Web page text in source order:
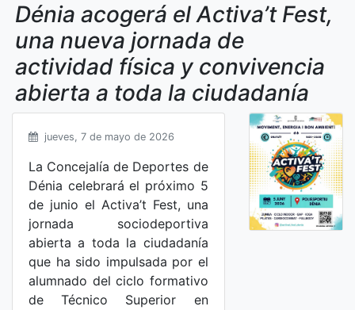
Dénia acogerá el Activa’t Fest,
una nueva jornada de
actividad física y convivencia
abierta a toda la ciudadanía
jueves, 7 de mayo de 2026
La Concejalía de Deportes de
Dénia celebrará el próximo 5
de junio el Activa’t Fest, una
jornada sociodeportiva
abierta a toda la ciudadanía
que ha sido impulsada por el
alumnado del ciclo formativo
de Técnico Superior en